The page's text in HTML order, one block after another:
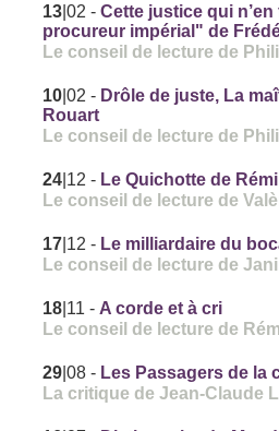
13 |02 -Cette justice qui
procureur impérial" de
Le conseil de lecture de
10 |02 - Drôle de juste, La
Rouart
Le conseil de lecture de
24 |12 - Le Quichotte de
Le conseil de lecture de
17 |12 - Le milliardaire du
Le conseil de lecture de
18 |11 - A corde et à cri
Le conseil de lecture de
29 |08 - Les Passagers de la
La critique de Jean-Claude